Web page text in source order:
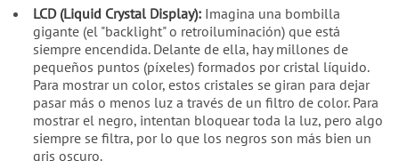
LCD (Liquid Crystal Display):Imagina una bombilla
gigante (el "backlight" o retroiluminación) que está
siempre encendida. Delante de ella, hay millones de
pequeños puntos (píxeles) formados por cristal líquido.
Para mostrar un color, estos cristales se giran para dejar
pasar más o menos luz a través de un filtro de color. Para
mostrar el negro, intentan bloquear toda la luz, pero algo
siempre se filtra, por lo que los negros son más bien un
gris oscuro.